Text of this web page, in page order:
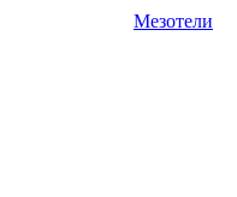
Мезотели